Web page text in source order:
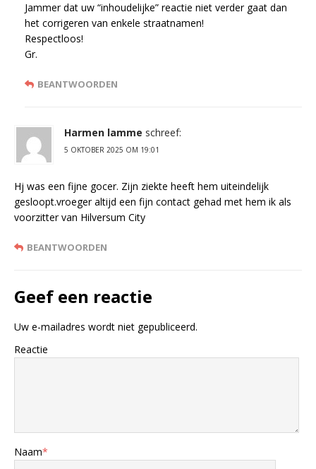
Jammer dat uw “inhoudelijke” reactie niet verder gaat dan
het corrigeren van enkele straatnamen!
Respectloos!
Gr.
BEANTWOORDEN
Harmen lamme schreef:
5 OKTOBER 2025 OM 19:01
Hj was een fijne gocer. Zijn ziekte heeft hem uiteindelijk
gesloopt.vroeger altijd een fijn contact gehad met hem ik als
voorzitter van Hilversum City
BEANTWOORDEN
Geef een reactie
Uw e-mailadres wordt niet gepubliceerd.
Reactie
Naam*